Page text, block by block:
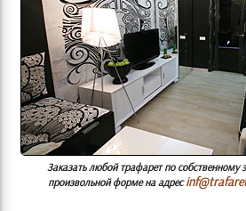
Заказать любой трафарет по собственному
произвольной форме на адрес